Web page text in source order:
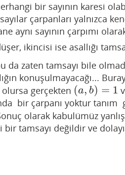
bir sayının karesi
çarpanları yalnızca
aynı sayının çarpımı
ikincisi ise asallığı
da zaten tamsayı bile
konuşulmayacağı...
olursa gerçekten (a, b) = 1
(a,b )=1
bir çarpanı yoktur tanım
olarak kabulümüz
tamsayı değildir ve